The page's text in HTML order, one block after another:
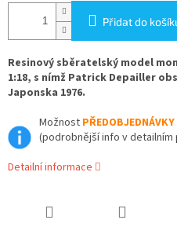
Přidat do
Resinový sběratelský model
1:18, s nímž Patrick Depailler
Japonska 1976.
Možnost PŘEDOBJEDNÁVKY
(podrobnější info v detailním
Detailní informace